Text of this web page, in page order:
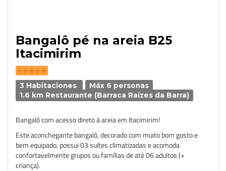
Bangalô pé na areia B25
Itacimirim
3 Habitaciones
Máx 6 personas
1.6 km Restaurante (Barraca Raízes da Barra)
Bangalô com acesso direto à areia em Itacimirim!
Este aconchegante bangalô, decorado com muito bom gosto e
bem equipado, possui 03 suítes climatizadas e acomoda
confortavelmente grupos ou famílias de até 06 adultos (+
criança).